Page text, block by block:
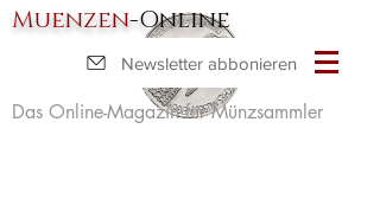
Muenzen-Online
Das Online-Magazin für Münzsammler
Newsletter abbonieren